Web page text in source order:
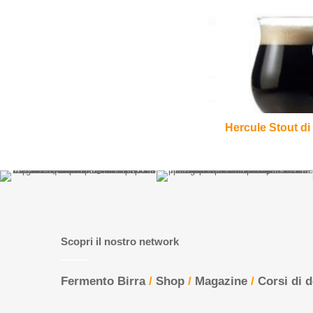
Ellezelloise
Hercule Stout di
Scopri il nostro network
Fermento Birra/ Shop / Magazine / Corsi di